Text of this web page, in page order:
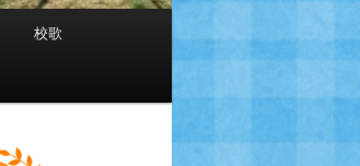
校歌